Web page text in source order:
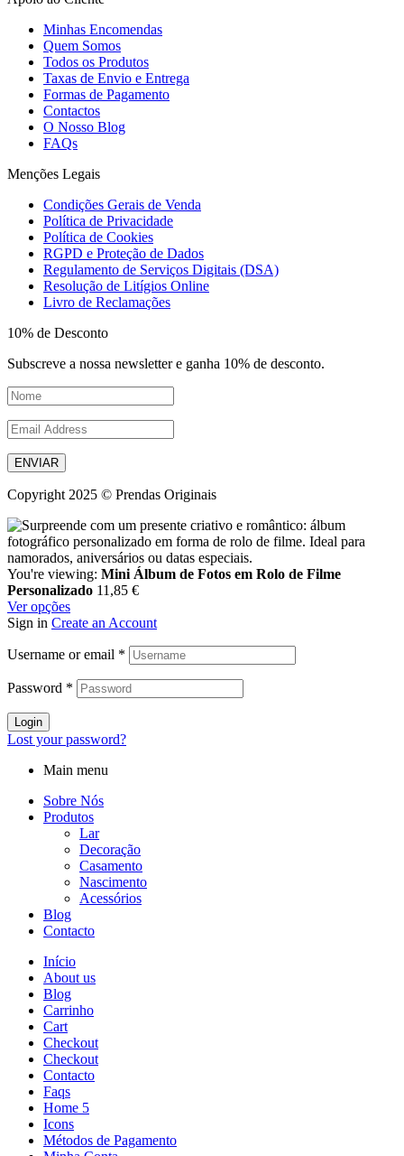
Minhas Encomendas
Quem Somos
Todos os Produtos
Taxas de Envio e Entrega
Formas de Pagamento
Contactos
O Nosso Blog
FAQs
Menções Legais
Condições Gerais de Venda
Política de Privacidade
Política de Cookies
RGPD e Proteção de Dados
Regulamento de Serviços Digitais (DSA)
Resolução de Litígios Online
Livro de Reclamações
10% de Desconto
Subscreve a nossa newsletter e ganha 10% de desconto.
ENVIAR
Copyright 2025 © Prendas Originais
You're viewing: Mini Álbum de Fotos em Rolo de Filme
Personalizado 11,85 €
Ver opções
Sign in Create an Account
Username or email *
Password *
Login
Lost your password?
Main menu
Sobre Nós
Produtos
Lar
Decoração
Casamento
Nascimento
Acessórios
Blog
Contacto
Início
About us
Blog
Carrinho
Cart
Checkout
Checkout
Contacto
Faqs
Home 5
Icons
Métodos de Pagamento